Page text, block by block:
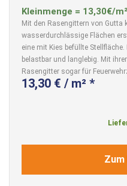
Kleinmenge = 13,30€/
Mit den Rasengittern von Gutta
wasserdurchlässige Flächen
eine mit Kies befüllte
belastbar und langlebig. Mit
Rasengitter sogar für
13,30 € / m² *